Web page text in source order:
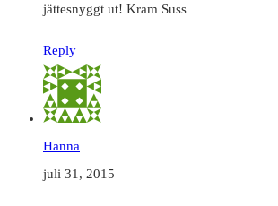
jättesnyggt ut! Kram Suss
Reply
Hanna
juli 31, 2015